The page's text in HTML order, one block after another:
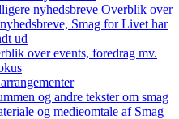
nyhedsbreve Overblik over
Smag for Livet har
ud
over events, foredrag mv.
og andre tekster om smag
og medieomtale af Smag